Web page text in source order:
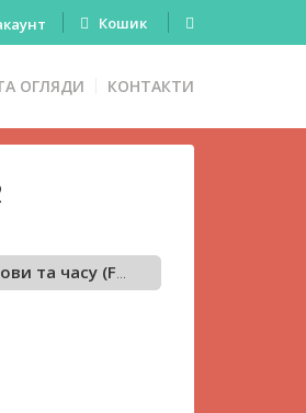
Кошик
ОГЛЯДИ КОНТАКТИ
(Future). Частина 2